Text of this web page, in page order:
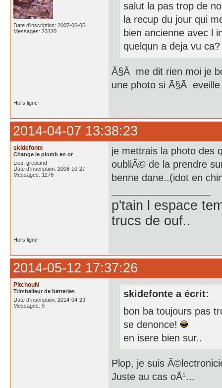
Date d'inscription: 2007-06-05
Messages: 23120
salut la pas trop de
la recup du jour qui
bien ancienne avec l
quelqun a deja vu ca?
Ã§Ã me dit rien moi je
une photo si Ã§Ã
Hors ligne
2014-04-07 13:38:23
skidefonte
Change le plomb en or
Lieu: greuland
Date d'inscription: 2008-10-27
Messages: 1276
je mettrais la photo des
oubliÃ© de la prendre
benne dane..(idot en
p'tain l espace
trucs de ouf..
Hors ligne
2014-05-12 17:37:26
PitchouN
Trimballeur de batteries
Date d'inscription: 2014-04-29
Messages: 9
skidefonte a écrit:
bon ba toujours pas
se denonce!
en isere bien sur..
Plop, je suis
Juste au cas oÃ¹...